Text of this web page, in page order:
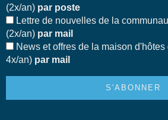
(2x/an) par poste
Lettre de nouvelles de la
(2x/an) par mail
News et offres de la maison
4x/an) par mail
S'ABONNER